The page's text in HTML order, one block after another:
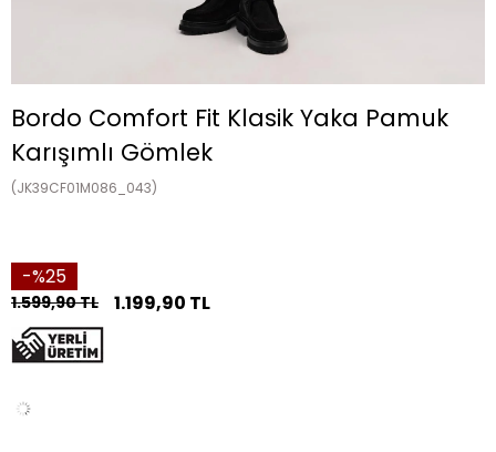
Bordo Comfort Fit Klasik Yaka Pamuk
Karışımlı Gömlek
(JK39CF01M086_043)
25
1.599,90 TL 1.199,90 TL